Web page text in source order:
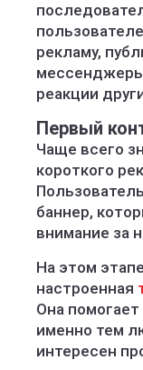
рекламу,
реакции
Первый
Чаще всего
короткого
баннер,
внимание за
На этом
настроенная
Она
именно тем
интересен